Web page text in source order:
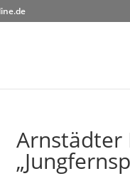
Arnstädter